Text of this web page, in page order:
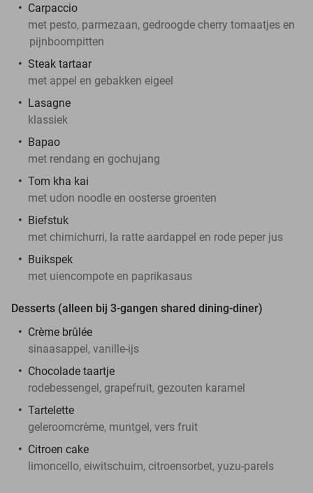
Carpaccio
met pesto, parmezaan, gedroogde cherry tomaatjes en
pijnboompitten
Steak tartaar
met appel en gebakken eigeel
Lasagne
klassiek
Bapao
met rendang en gochujang
Tom kha kai
met udon noodle en oosterse groenten
Biefstuk
met chimichurri, la ratte aardappel en rode peper jus
Buikspek
met uiencompote en paprikasaus
Desserts (alleen bij 3-gangen shared dining-diner)
Crème brûlée
sinaasappel, vanille-ijs
Chocolade taartje
rodebessengel, grapefruit, gezouten karamel
Tartelette
geleroomcrème, muntgel, vers fruit
Citroen cake
limoncello, eiwitschuim, citroensorbet, yuzu-parels